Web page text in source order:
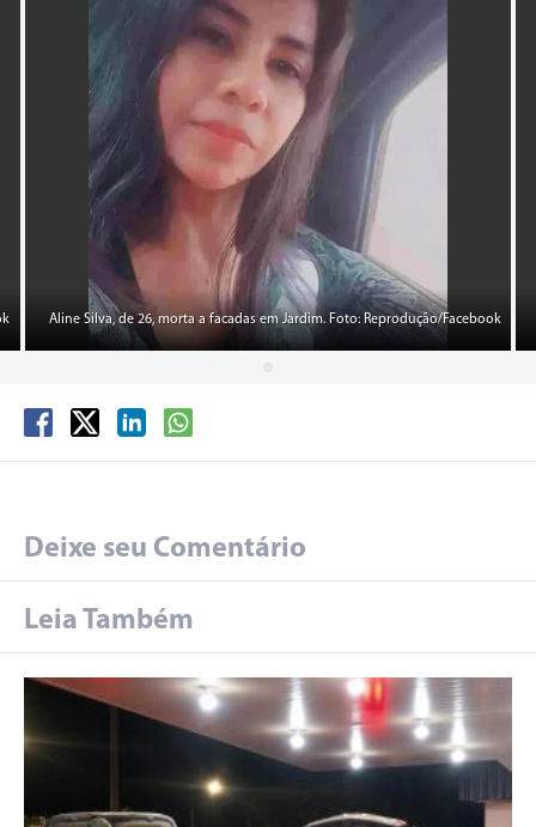
Aline Silva, de 26, morta a facadas em Jardim. Foto: Reprodução/Facebook
Deixe seu Comentário
Leia Também